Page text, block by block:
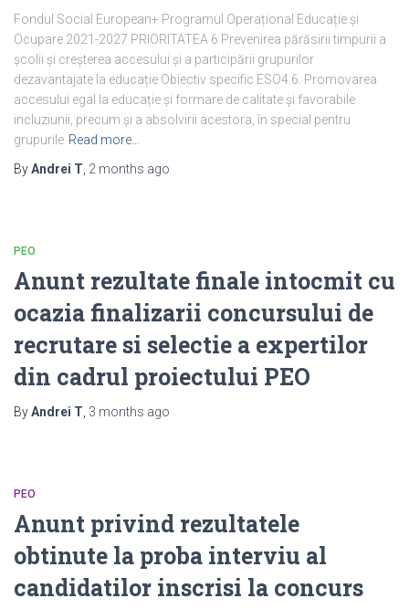
Fondul Social European+ Programul Operațional Educație și
Ocupare 2021-2027 PRIORITATEA 6 Prevenirea părăsirii timpurii a
școlii și creșterea accesului și a participării grupurilor
dezavantajate la educație Obiectiv specific ESO4.6. Promovarea
accesului egal la educație și formare de calitate și favorabile
incluziunii, precum și a absolvirii acestora, în special pentru
grupurile Read more…
ByAndrei T 2 months ago
PEO
Anunt rezultate finale intocmit cu
ocazia finalizarii concursului de
recrutare si selectie a expertilor
din cadrul proiectului PEO
ByAndrei T 3 months ago
PEO
Anunt privind rezultatele
obtinute la proba interviu al
candidatilor inscrisi la concurs